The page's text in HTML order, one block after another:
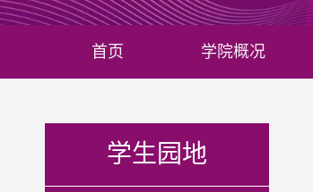
首页 学院概况
学生园地